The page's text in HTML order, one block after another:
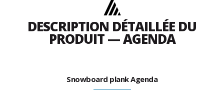
DESCRIPTION DÉTAILLÉE DU
PRODUIT — AGENDA
Snowboard plank Agenda